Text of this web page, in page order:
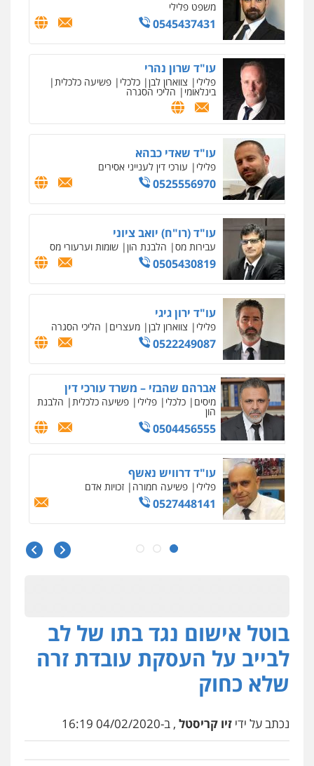
פלילי כלכלי
דין
עו"ד תמיר סולומון
פלילי כלכלי מיסים הלבנת הון
0528758840
עו"ד רן כהן רוכברגר
דיני צבא פלילי צווארון לבן
שחר מנדלמן, שלומציון גבאי מנדלמן
– משרד עורכי דין
פלילי התמחות בייצוג בעבירות מין
עו"ד אתנה אדרי
פשיעה חמורה כלכלי פלילי מעצרים
וחקירות עורכי דין לענייני אסירים
עו"ד עמית שלף
פלילי פשיעה חמורה עורכי דין לענייני
אסירים
0542068898
אילן כץ – משרד עורכי דין
משפט פלילי ייצוג שוטרים וסוהרים
ועדות חקירה
עו"ד שנהב אילון
נוער עורכי דין לענייני אסירים תעבורה
0549475678
פלילי תעבורה עורכי דין לענייני אסירים
בוטל אישום נגד בתו של לב
לבייב על העסקת עובדת זרה
שלא כחוק
נכתב על ידי זיו קריסטל , ב-04/02/2020 16:19